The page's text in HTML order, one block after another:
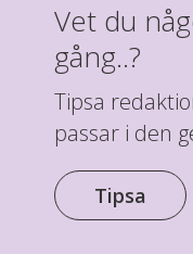
Vet du
gång..?
Tipsa
passar i den
Tipsa